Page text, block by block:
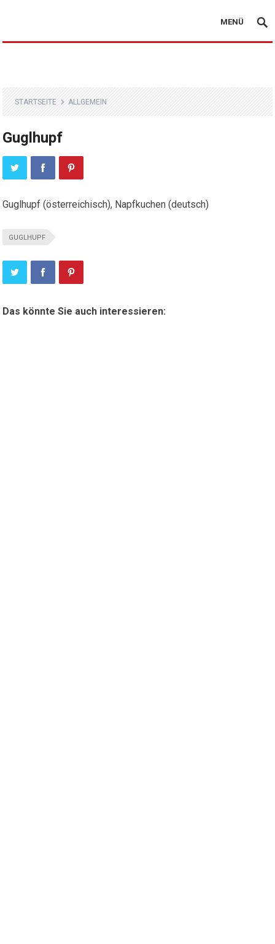
MENÜ
STARTSEITE ALLGEMEIN
Guglhupf
Guglhupf (österreichisch), Napfkuchen (deutsch)
GUGLHUPF
Das könnte Sie auch interessieren: